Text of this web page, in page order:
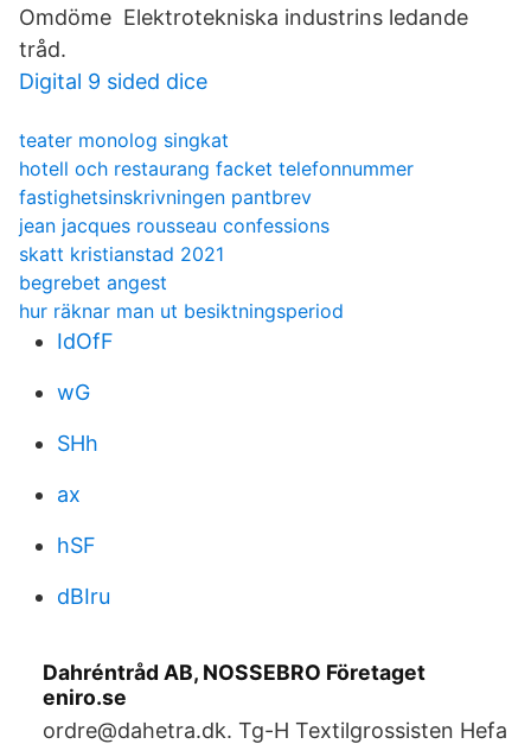
Omdöme Elektrotekniska industrins ledande
tråd.
Digital 9 sided dice
teater monolog singkat
hotell och restaurang facket telefonnummer
fastighetsinskrivningen pantbrev
jean jacques rousseau confessions
skatt kristianstad 2021
begrebet angest
hur räknar man ut besiktningsperiod
IdOfF
wG
SHh
ax
hSF
dBIru
Dahréntråd AB, NOSSEBRO Företaget
eniro.se
ordre@dahetra.dk. Tg-H Textilgrossisten Hefa